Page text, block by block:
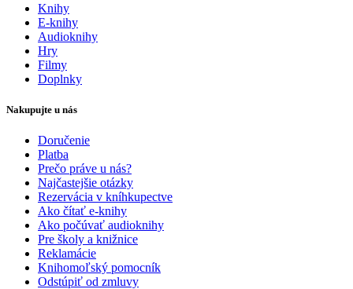
Knihy
E-knihy
Audioknihy
Hry
Filmy
Doplnky
Nakupujte u nás
Doručenie
Platba
Prečo práve u nás?
Najčastejšie otázky
Rezervácia v kníhkupectve
Ako čítať e-knihy
Ako počúvať audioknihy
Pre školy a knižnice
Reklamácie
Knihomoľský pomocník
Odstúpiť od zmluvy